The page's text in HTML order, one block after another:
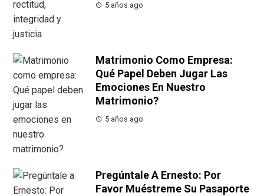
5 años ago
Matrimonio Como Empresa:
Qué Papel Deben Jugar Las
Emociones En Nuestro
Matrimonio?
5 años ago
Pregúntale A Ernesto: Por
Favor Muéstreme Su Pasaporte